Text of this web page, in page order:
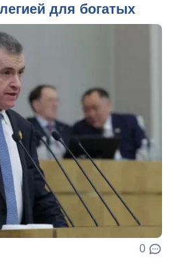
для богатых
0